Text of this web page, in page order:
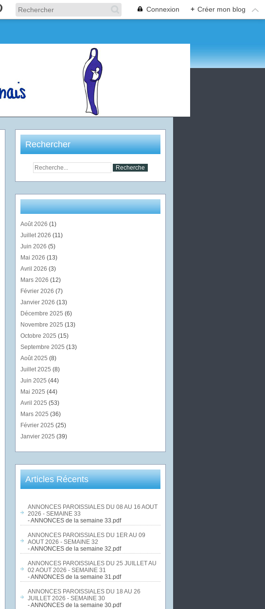
Connexion + Créer mon blog
Rechercher
Août 2026 (1)
Juillet 2026 (11)
Juin 2026 (5)
Mai 2026 (13)
Avril 2026 (3)
Mars 2026 (12)
Février 2026 (7)
Janvier 2026 (13)
Décembre 2025 (6)
Novembre 2025 (13)
Octobre 2025 (15)
Septembre 2025 (13)
Août 2025 (8)
Juillet 2025 (8)
Juin 2025 (44)
Mai 2025 (44)
Avril 2025 (53)
Mars 2025 (36)
Février 2025 (25)
Janvier 2025 (39)
Articles Récents
ANNONCES PAROISSIALES DU 08 AU 16 AOUT
2026 - SEMAINE 33
- ANNONCES de la semaine 33.pdf
ANNONCES PAROISSIALES DU 1ER AU 09
AOUT 2026 - SEMAINE 32
- ANNONCES de la semaine 32.pdf
ANNONCES PAROISSIALES DU 25 JUILLET AU
02 AOUT 2026 - SEMAINE 31
- ANNONCES de la semaine 31.pdf
ANNONCES PAROISSIALES DU 18 AU 26
JUILLET 2026 - SEMAINE 30
- ANNONCES de la semaine 30.pdf